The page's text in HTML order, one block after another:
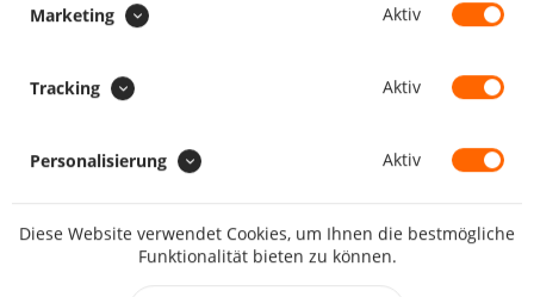
Marketing Aktiv
Tracking Aktiv
Personalisierung Aktiv
Diese Website verwendet Cookies, um Ihnen die bestmögliche
Funktionalität bieten zu können.